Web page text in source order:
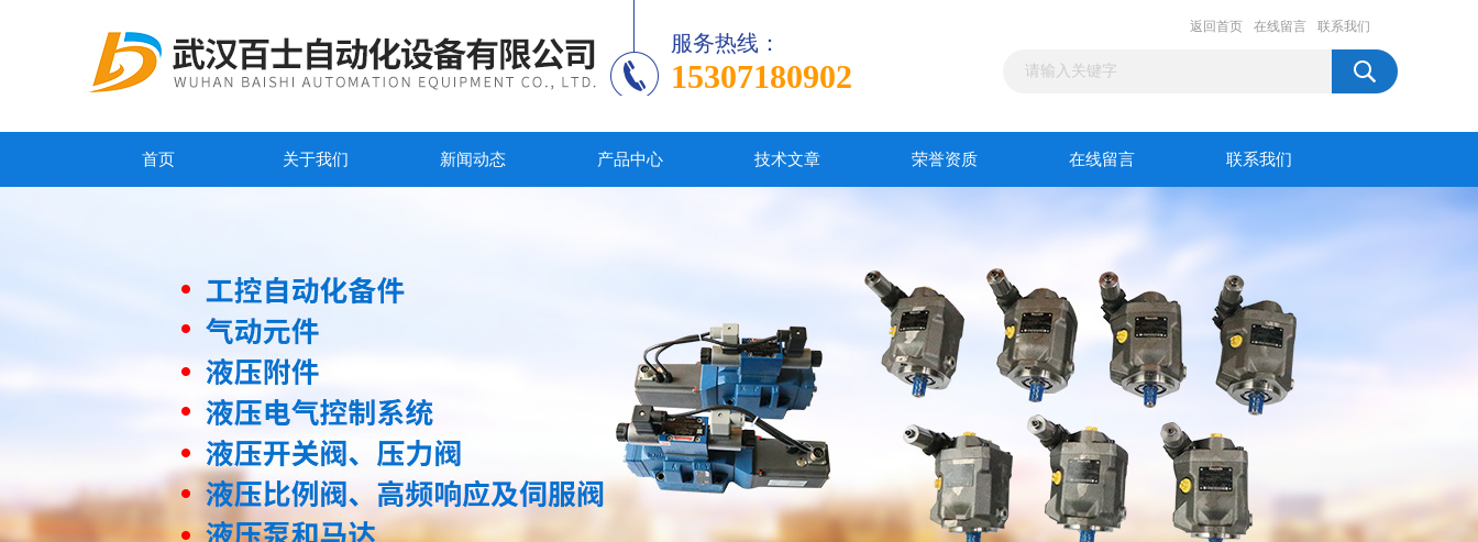
服务热线：
15307180902
返回首页 在线留言 联系我们
首页 关于我们 新闻动态 产品中心 技术文章 荣誉资质 在线留言 联系我们